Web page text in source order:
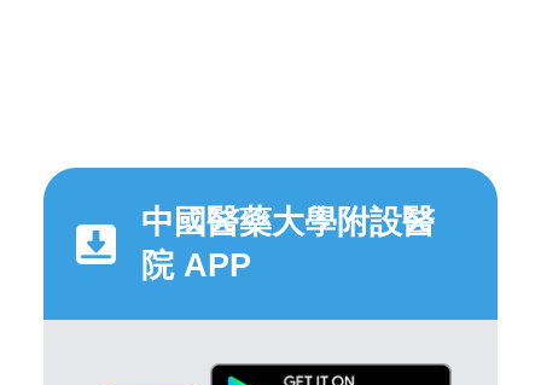
中國醫藥大學附設醫
院 APP